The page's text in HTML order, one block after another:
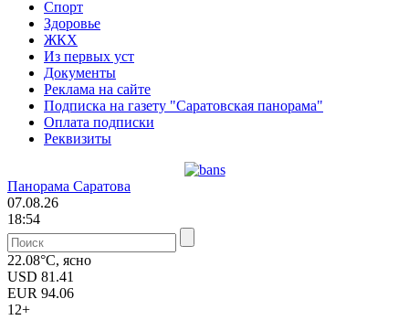
Спорт
Здоровье
ЖКХ
Из пеpвых уст
Документы
Реклама на сайте
Подписка на газету "Саратовская панорама"
Оплата подписки
Реквизиты
Панорама Саратова
07.08.26
18:54
22.08°C, ясно
USD 81.41
EUR 94.06
12+